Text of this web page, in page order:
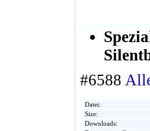
#6588
Datei:
Size:
Downloads: